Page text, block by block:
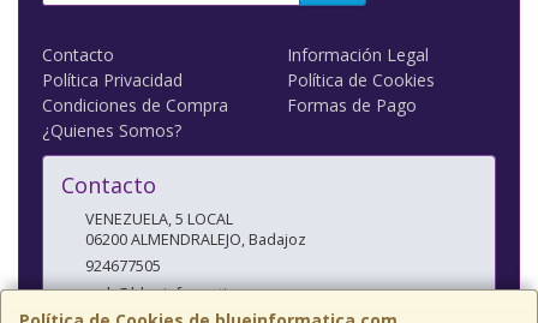
Contacto
Información Legal
Política Privacidad
Política de Cookies
Condiciones de Compra
Formas de Pago
¿Quienes Somos?
Contacto
VENEZUELA, 5 LOCAL
06200ALMENDRALEJO,Badajoz
924677505
web@blueinformatica.com